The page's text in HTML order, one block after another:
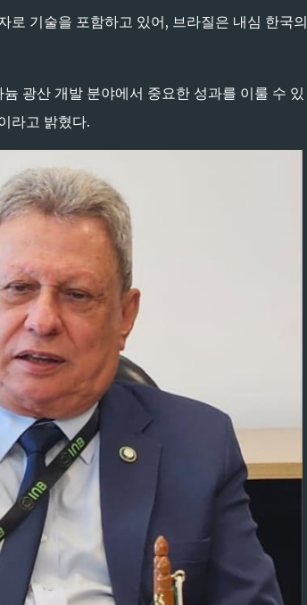
로 기술을 포함하고 있어, 브라질은 내심 한국의
광산 개발 분야에서 중요한 성과를 이룰 수 있
라고 밝혔다.